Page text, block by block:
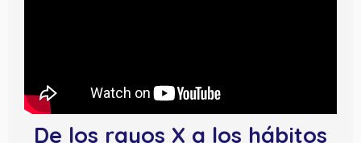
De los rayos X a los hábitos